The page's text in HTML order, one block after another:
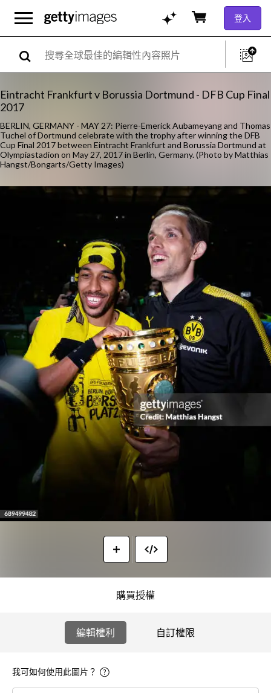
登入
Eintracht Frankfurt v Borussia Dortmund - DFB Cup Final
2017
BERLIN, GERMANY - MAY 27: Pierre-Emerick Aubameyang and Thomas
Tuchel of Dortmund celebrate with the trophy after winning the DFB
Cup Final 2017 between Eintracht Frankfurt and Borussia Dortmund at
Olympiastadion on May 27, 2017 in Berlin, Germany. (Photo by Matthias
Hangst/Bongarts/Getty Images)
購買授權
編輯權利 自訂權限
我可如何使用此圖片？